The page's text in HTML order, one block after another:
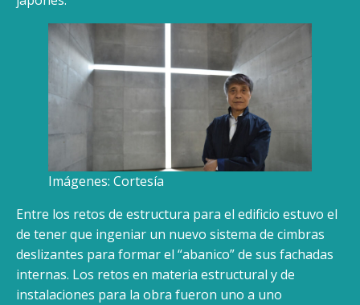
Imágenes: Cortesía
Entre los retos de estructura para el edificio estuvo el
de tener que ingeniar un nuevo sistema de cimbras
deslizantes para formar el “abanico” de sus fachadas
internas. Los retos en materia estructural y de
instalaciones para la obra fueron uno a uno